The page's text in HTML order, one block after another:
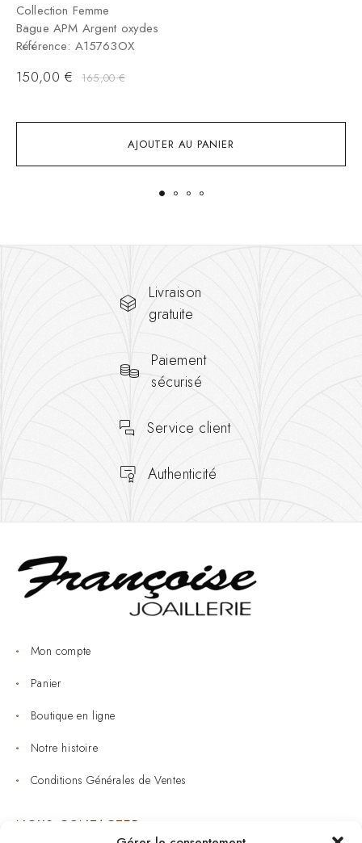
AJOUTER AU PANIER
Collection Femme
Bague APM Argent oxydes
Référence: A15763OX
165,00€
150,00 €
Livraison
gratuite
Paiement
sécurisé
Service client
Authenticité
Mon compte
Panier
Boutique en ligne
Notre histoire
Conditions Générales de Ventes
NOUS CONTACTER